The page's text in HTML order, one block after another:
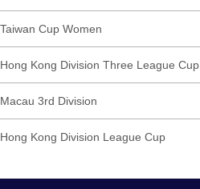
Taiwan Cup Women
Hong Kong Division Three League Cup
Macau 3rd Division
Hong Kong Division League Cup